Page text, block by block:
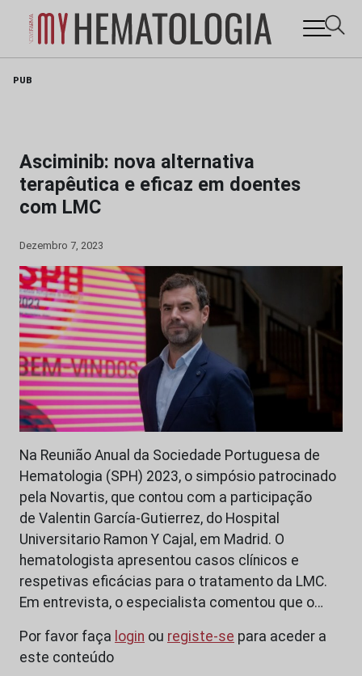
PUB
Asciminib: nova alternativa
terapêutica e eficaz em doentes
com LMC
Dezembro 7, 2023
Na Reunião Anual da Sociedade Portuguesa de
Hematologia (SPH) 2023, o simpósio patrocinado
pela Novartis, que contou com a participação
de Valentin García-Gutierrez, do Hospital
Universitario Ramon Y Cajal, em Madrid. O
hematologista apresentou casos clínicos e
respetivas eficácias para o tratamento da LMC.
Em entrevista, o especialista comentou que o…
Por favor faça login ou registe-se para aceder a
este conteúdo